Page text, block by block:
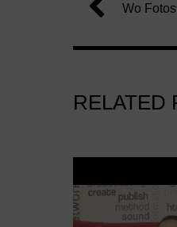
Wo
RELATED